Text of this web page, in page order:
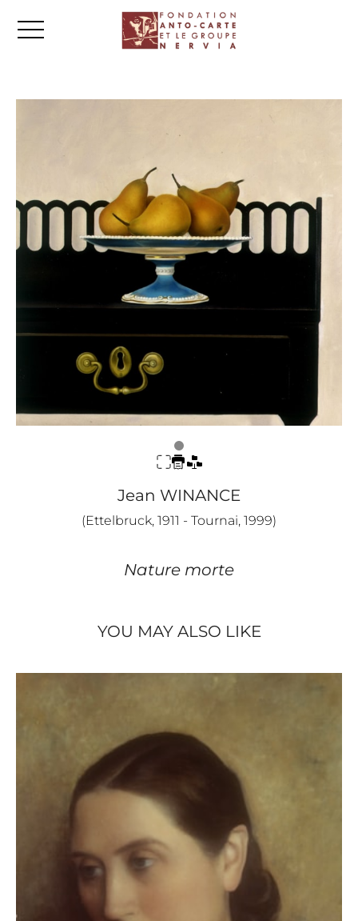
Jean WINANCE
(Ettelbruck, 1911 - Tournai, 1999)
Nature morte
YOU MAY ALSO LIKE